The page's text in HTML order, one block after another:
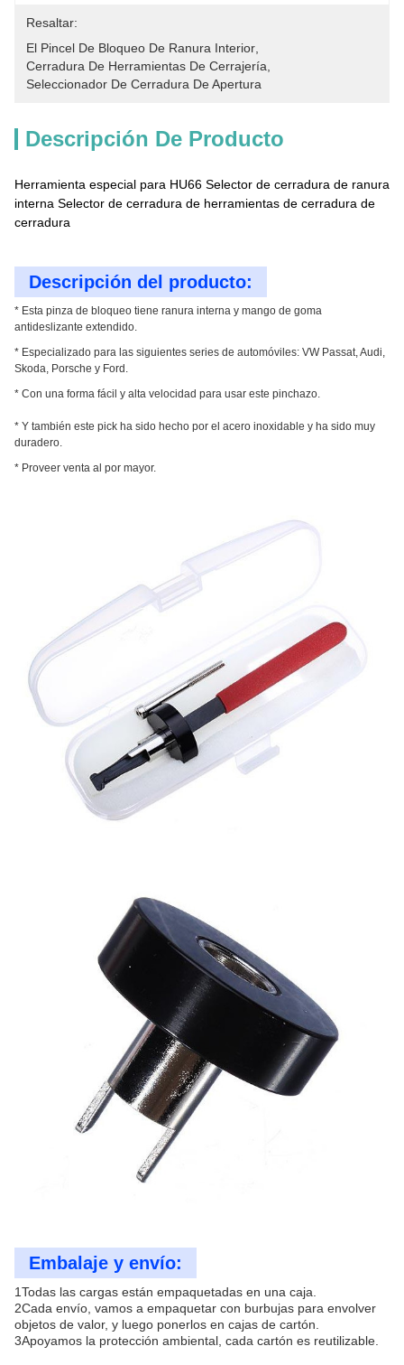
Resaltar:
El Pincel De Bloqueo De Ranura Interior
Cerradura De Herramientas De Cerrajería
Seleccionador De Cerradura De Apertura
Descripción De Producto
Herramienta especial para HU66 Selector de cerradura de ranura
interna Selector de cerradura de herramientas de cerradura de
cerradura
Descripción del producto:
* Esta pinza de bloqueo tiene ranura interna y mango de goma
antideslizante extendido.
* Especializado para las siguientes series de automóviles: VW Passat, Audi,
Skoda, Porsche y Ford.
* Con una forma fácil y alta velocidad para usar este pinchazo.
* Y también este pick ha sido hecho por el acero inoxidable y ha sido muy
duradero.
* Proveer venta al por mayor.
Embalaje y envío:
1Todas las cargas están empaquetadas en una caja.
2Cada envío, vamos a empaquetar con burbujas para envolver
objetos de valor, y luego ponerlos en cajas de cartón.
3Apoyamos la protección ambiental, cada cartón es reutilizable.